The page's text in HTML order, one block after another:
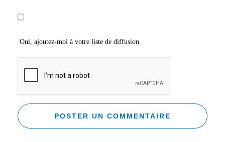
Oui, ajoutez-moi à votre liste de diffusion.